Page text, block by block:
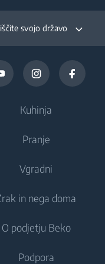
svojo državo
Kuhinja
Hlajenje
Hladilniki
Zamrzovalniki
Pranje
Pralni stroji
pralni stroji
Vgradni pralni stroji
pralni in sušilni stroji
Vgradni
Hlajenje
Vgradni hladilniki
Vgradni zamrzovalniki
in nega doma
Nega zraka
Klimatske naprave
O podjetju Beko
Podpora